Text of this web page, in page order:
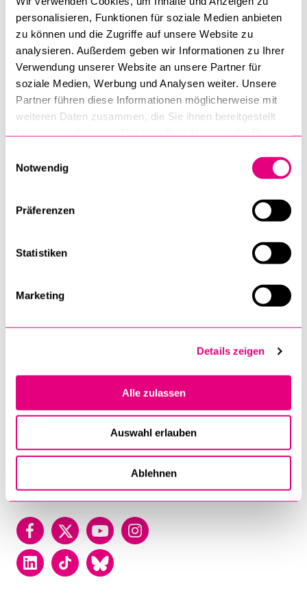
personalisieren, Funktionen für soziale Medien anbieten
zu können und die Zugriffe auf unsere Website zu
analysieren. Außerdem geben wir Informationen zu Ihrer
Verwendung unserer Website an unsere Partner für
soziale Medien, Werbung und Analysen weiter. Unsere
Partner führen diese Informationen möglicherweise mit
weiteren Daten zusammen, die Sie ihnen bereitgestellt
Notwendig
Präferenzen
Statistiken
Marketing
Details zeigen
Alle zulassen
Auswahl erlauben
Ablehnen
anderen Zwecke genutzt und nicht an Dritte
weitergegeben. Der Newsletter istjederzeit kündbar
Magazin
E-MAIL *
Senden
«cogito» in Printform zugeschickt bekommen? Auch das
ist möglich;
Jahresbericht.
Universität
Luzern
FacebookTwitter YouTubeInstagram
LinkedInTikTok Bluesky
BELIEBTE INHALTE
Vorlesungsverzeichnis
Bibliothek
Sportangebot
Menuplan Mensa